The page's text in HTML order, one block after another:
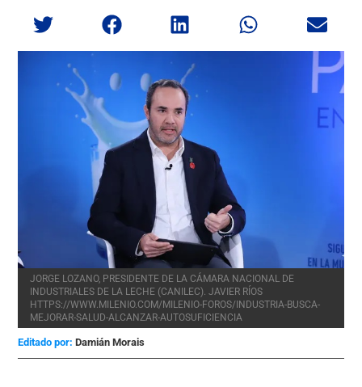
JORGE LOZANO, PRESIDENTE DE LA CÁMARA NACIONAL DE
INDUSTRIALES DE LA LECHE (CANILEC). JAVIER RÍOS
HTTPS://WWW.MILENIO.COM/MILENIO-FOROS/INDUSTRIA-BUSCA-
MEJORAR-SALUD-ALCANZAR-AUTOSUFICIENCIA
Editado por: Damián Morais